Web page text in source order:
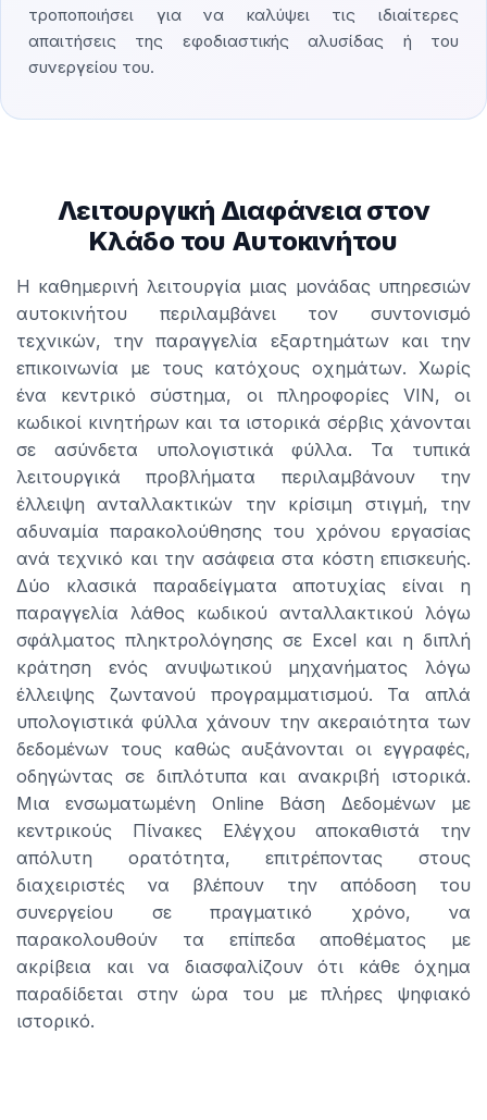
τροποποιήσει για να καλύψει τις ιδιαίτερες
απαιτήσεις της εφοδιαστικής αλυσίδας ή του
συνεργείου του.
Λειτουργική Διαφάνεια στον
Κλάδο του Αυτοκινήτου
Η καθημερινή λειτουργία μιας μονάδας υπηρεσιών
αυτοκινήτου περιλαμβάνει τον συντονισμό
τεχνικών, την παραγγελία εξαρτημάτων και την
επικοινωνία με τους κατόχους οχημάτων. Χωρίς
ένα κεντρικό σύστημα, οι πληροφορίες VIN, οι
κωδικοί κινητήρων και τα ιστορικά σέρβις χάνονται
σε ασύνδετα υπολογιστικά φύλλα. Τα τυπικά
λειτουργικά προβλήματα περιλαμβάνουν την
έλλειψη ανταλλακτικών την κρίσιμη στιγμή, την
αδυναμία παρακολούθησης του χρόνου εργασίας
ανά τεχνικό και την ασάφεια στα κόστη επισκευής.
Δύο κλασικά παραδείγματα αποτυχίας είναι η
παραγγελία λάθος κωδικού ανταλλακτικού λόγω
σφάλματος πληκτρολόγησης σε Excel και η διπλή
κράτηση ενός ανυψωτικού μηχανήματος λόγω
έλλειψης ζωντανού προγραμματισμού. Τα απλά
υπολογιστικά φύλλα χάνουν την ακεραιότητα των
δεδομένων τους καθώς αυξάνονται οι εγγραφές,
οδηγώντας σε διπλότυπα και ανακριβή ιστορικά.
Μια ενσωματωμένη Online Βάση Δεδομένων με
κεντρικούς Πίνακες Ελέγχου αποκαθιστά την
απόλυτη ορατότητα, επιτρέποντας στους
διαχειριστές να βλέπουν την απόδοση του
συνεργείου σε πραγματικό χρόνο, να
παρακολουθούν τα επίπεδα αποθέματος με
ακρίβεια και να διασφαλίζουν ότι κάθε όχημα
παραδίδεται στην ώρα του με πλήρες ψηφιακό
ιστορικό.